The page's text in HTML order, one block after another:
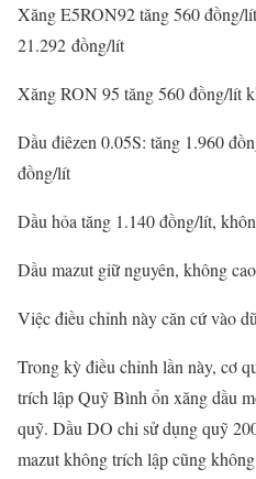
Xăng E5RON92 tăng 560 đồng/
21.292 đồng/lít
Xăng RON 95 tăng 560 đồng/lít
Dầu điêzen 0.05S: tăng 1.960
đồng/lít
Dầu hỏa tăng 1.140 đồng/lít,
Dầu mazut giữ nguyên, không
Việc điều chỉnh này căn cứ vào
Trong kỳ điều chỉnh lần này, cơ
trích lập Quỹ Bình ổn xăng dầu
quỹ. Dầu DO chi sử dụng quỹ
mazut không trích lập cũng